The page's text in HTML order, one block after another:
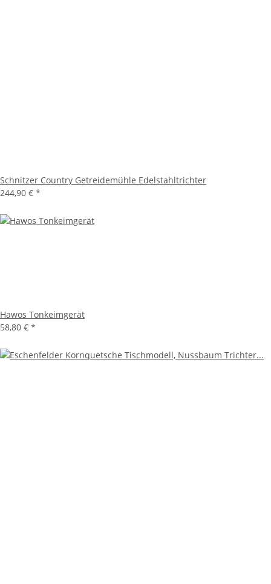
Schnitzer Country Getreidemühle Edelstahltrichter
244,90 € *
Hawos Tonkeimgerät
58,80 € *